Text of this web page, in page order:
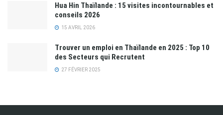
Hua Hin Thaïlande : 15 visites incontournables et
conseils 2026
15 AVRIL 2026
Trouver un emploi en Thaïlande en 2025 : Top 10
des Secteurs qui Recrutent
27 FÉVRIER 2025